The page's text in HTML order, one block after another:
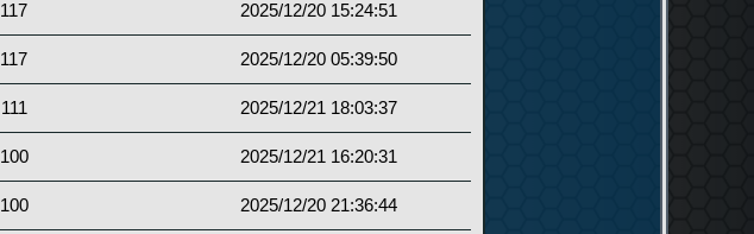
117 2025/12/20 15:24:51
117 2025/12/20 05:39:50
111 2025/12/21 18:03:37
100 2025/12/21 16:20:31
100 2025/12/20 21:36:44